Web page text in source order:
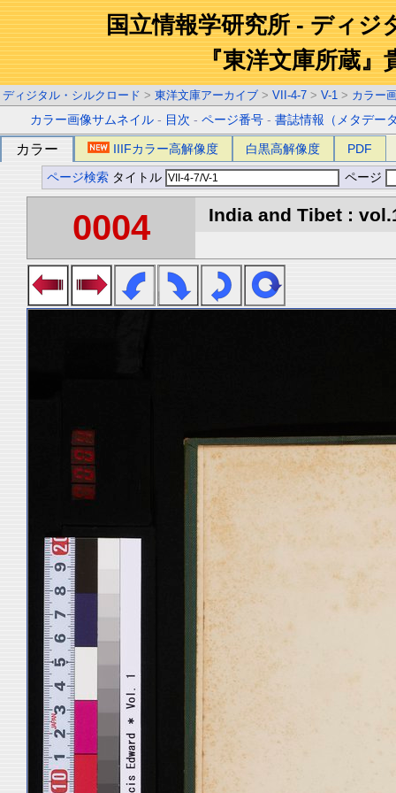
国立情報学研究所 - ディジ
『東洋文庫所蔵』
ディジタル・シルクロード > 東洋文庫アーカイブ > VII-4-7 > V-1 > カラー
カラー画像サムネイル - 目次 -ページ番号 -書誌情報（メタデー
カラー IIIFカラー高解像度 白黒高解像度 PDF
ページ検索 タイトル ページ
0004 India and Tibet :